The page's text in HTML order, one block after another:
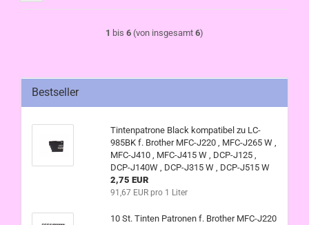
1 bis 6 (von insgesamt 6)
Bestseller
Tintenpatrone Black kompatibel zu LC-
985BK f. Brother MFC-J220 , MFC-J265 W ,
MFC-J410 , MFC-J415 W , DCP-J125 ,
DCP-J140W , DCP-J315 W , DCP-J515 W
2,75 EUR
91,67 EUR pro 1 Liter
10 St. Tinten Patronen f. Brother MFC-J220